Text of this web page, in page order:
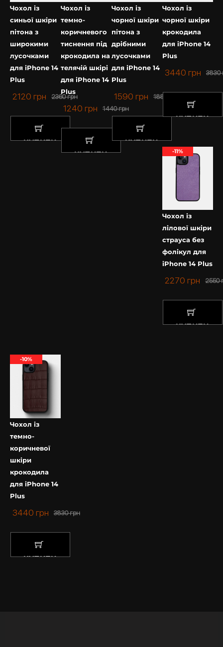
розкішно. Стильне оформлення не залишиться
Якісні матеріали преміум-класу.
Чохол ручної роботи з протиударного силікону із
софт тач покриттям, має преміум якість, міцний та
зносостійкий за рахунок якісної фурнітури.
Оскільки аксесуар з натуральної шкіри, – чохол на
Айфон зі шкіри пітона завжди матиме різний
малюнок.
Як підібрати чохол на iPhone?
Якщо Ви шукаєте якісний чохол зі шкіри – Kartell
допоможе підібрати потрібну модель. Пропонуємо
Ми цінуємо кожного нашого клієнта, тому із
задоволенням проконсультуємо Вас з усіх питань.
Купити чохол на Айфон у нас – завжди вигідно та
Чохол із
синьої шкіри
пітона з
широкими
лусочками
для iPhone 14
Plus
2360грн
2120 грн
КУПИТИ
Чохол із
темно-
коричневого
тиснення під
крокодила на
телячій шкірі
для iPhone 14
Plus
1440грн
1240 грн
КУПИТИ
Чохол із
чорної шкіри
пітона з
дрібними
лусочками
для iPhone 14
Plus
1880
1590 грн
КУПИТИ
Чохол із
чорної шкіри
крокодила
для iPhone 14
Plus
3830
3440 грн
КУПИТИ
-11%
Чохол із
лілової шкіри
страуса без
фолікул для
iPhone 14 Plus
2550
2270 грн
КУПИТИ
-10%
Чохол із
темно-
коричневої
шкіри
крокодила
для iPhone 14
Plus
3830грн
3440 грн
КУПИТИ